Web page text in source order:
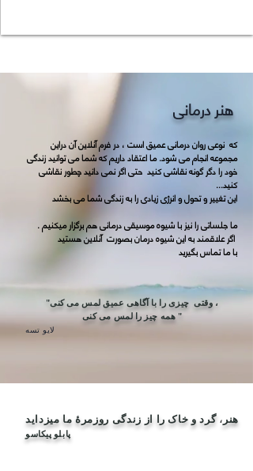
هنر درمانی
که نوعی روان درمانی عمیق است ، در فرم آنلاین آن دراین
مجموعه انجام می شود. ما اعتقاد داریم که شما می توانید زندگی
خود را دگر گونه نقاشی کنید حتی اگر نمی دانید چطور نقاشی
کنید...
این تغییر و تحول و انرژی زیادی را به زندگی شما می بخشد
. ما جلساتی را نیز با شیو‌ه موسیقی درمانی هم برگزار میکنیم
با ما تماس بگیرید
"وقتی چیزی را با آگاهی عمیق لمس می کنی ،
همه چیز را لمس می کنی "
لایو تسه
هنر ، گرد و خاک را از زندگی روزمرهٔ ما میزداید
پابلو پیکاسو